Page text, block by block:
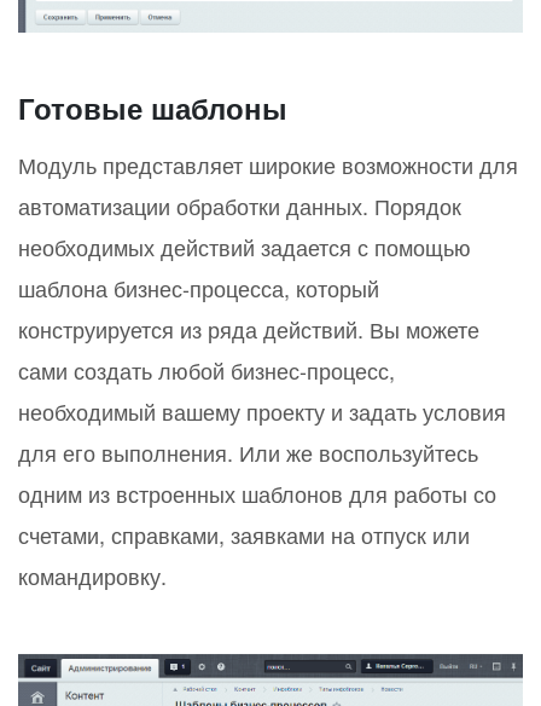
Готовые шаблоны
Модуль представляет широкие возможности для
автоматизации обработки данных. Порядок
необходимых действий задается с помощью
шаблона бизнес-процесса, который
конструируется из ряда действий. Вы можете
сами создать любой бизнес-процесс,
необходимый вашему проекту и задать условия
для его выполнения. Или же воспользуйтесь
одним из встроенных шаблонов для работы со
счетами, справками, заявками на отпуск или
командировку.